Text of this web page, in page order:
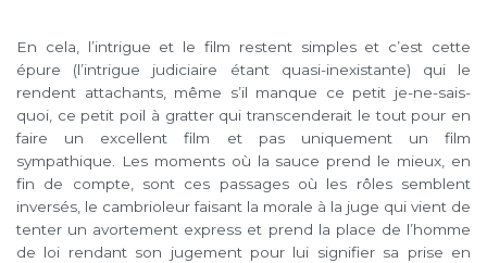
En cela, l’intrigue et le film restent simples et c’est cette
épure (l’intrigue judiciaire étant quasi-inexistante) qui le
rendent attachants, même s’il manque ce petit je-ne-sais-
quoi, ce petit poil à gratter qui transcenderait le tout pour en
faire un excellent film et pas uniquement un film
sympathique. Les moments où la sauce prend le mieux, en
fin de compte, sont ces passages où les rôles semblent
inversés, le cambrioleur faisant la morale à la juge qui vient de
tenter un avortement express et prend la place de l’homme
de loi rendant son jugement pour lui signifier sa prise en